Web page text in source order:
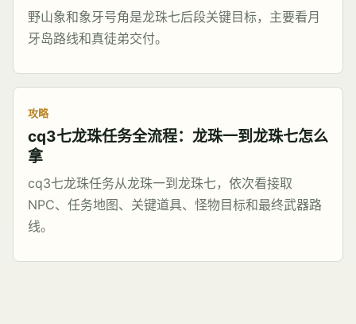
野山象和象牙号角是龙珠七后段关键目标，主要看月
牙岛路线和真徒弟交付。
攻略
cq3七龙珠任务全流程：龙珠一到龙珠七怎么
拿
cq3七龙珠任务从龙珠一到龙珠七，依次看接取
NPC、任务地图、关键道具、怪物目标和最终武器路
线。